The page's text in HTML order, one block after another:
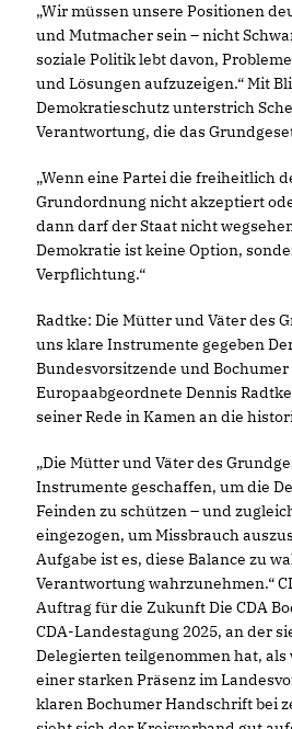
Wir müssen unsere Positionen
und Mutmacher sein – nicht
soziale Politik lebt davon,
und Lösungen aufzuzeigen.“ Mit
Demokratieschutz unterstrich
Verantwortung, die das
Wenn eine Partei die freiheitlich
Grundordnung nicht akzeptiert
dann darf der Staat nicht
Demokratie ist keine Option,
Verpflichtung.“
Radtke: Die Mütter und Väter des
uns klare Instrumente gegeben
Bundesvorsitzende und Bochumer
Europaabgeordnete Dennis
seiner Rede in Kamen an die
Die Mütter und Väter des
Instrumente geschaffen, um die
Feinden zu schützen – und
eingezogen, um Missbrauch
Aufgabe ist es, diese Balance zu
Verantwortung wahrzunehmen.“
Auftrag für die Zukunft Die CDA
CDA-Landestagung 2025, an der
Delegierten teilgenommen hat,
einer starken Präsenz im
klaren Bochumer Handschrift bei